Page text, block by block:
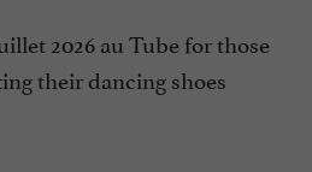
2026 au Tube for those
their dancing shoes